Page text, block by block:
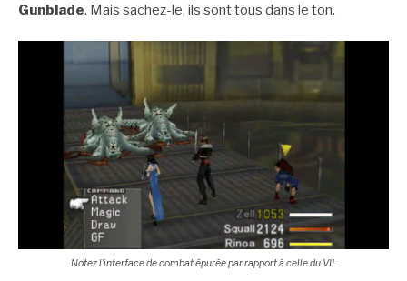
Gunblade. Mais sachez-le, ils sont tous dans le ton.
Notez l’interface de combat épurée par rapport à celle du VII.